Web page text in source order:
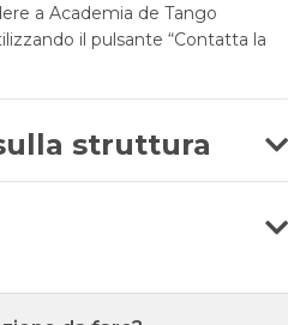
a Academia de Tango
il pulsante “Contatta la
struttura